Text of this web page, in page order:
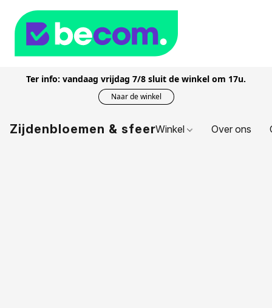
Ter info: vandaag vrijdag 7/8 sluit de winkel om 17u.
Naar de winkel
Zijdenbloemen & sfeerWinkel Over ons